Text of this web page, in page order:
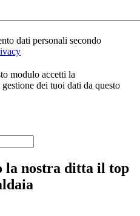
dati personali secondo
modulo accetti la
dei tuoi dati da questo
la nostra ditta il top